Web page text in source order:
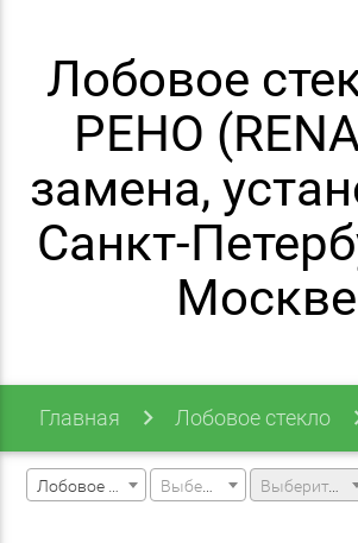
Лобовое
РЕНО
замена,
Санкт-
Москве
Главная Лобовое стекло
Выберите модель машины